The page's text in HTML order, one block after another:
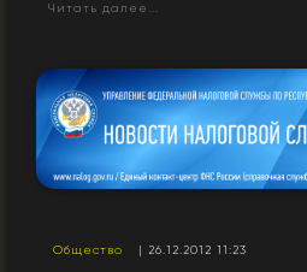
Читать далее...
Общество | 26.12.2012 11:23